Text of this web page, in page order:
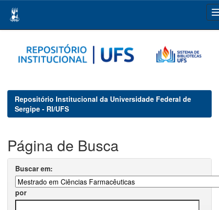
navigation
Repositório Institucional da Universidade Federal de
Sergipe - RI/UFS
Página de Busca
Buscar em:
por